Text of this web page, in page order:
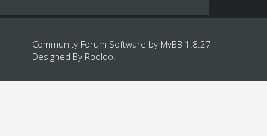
Community Forum Software by MyBB 1.8.27
Designed By Rooloo.